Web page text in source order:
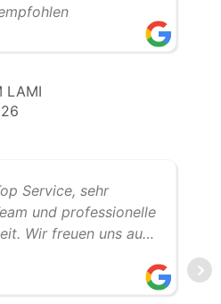
LAMI
Service, sehr
und professionelle
Wir freuen uns auf
Transporte.